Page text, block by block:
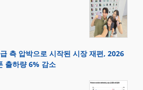
측 압박으로 시작된 시장 재편, 2026
출하량 6% 감소